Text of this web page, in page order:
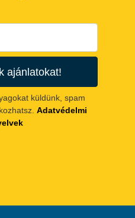
ajánlatokat!
küldünk, spam
Adatvédelmi